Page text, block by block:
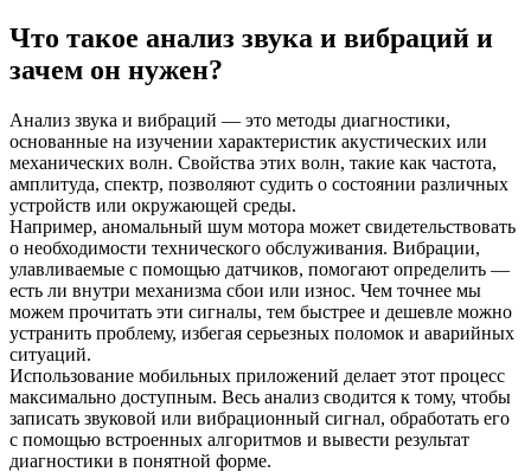
Что такое анализ звука и вибраций и
зачем он нужен?
Анализ звука и вибраций — это методы диагностики,
основанные на изучении характеристик акустических или
механических волн. Свойства этих волн, такие как частота,
амплитуда, спектр, позволяют судить о состоянии различных
устройств или окружающей среды.
Например, аномальный шум мотора может свидетельствовать
о необходимости технического обслуживания. Вибрации,
улавливаемые с помощью датчиков, помогают определить —
есть ли внутри механизма сбои или износ. Чем точнее мы
можем прочитать эти сигналы, тем быстрее и дешевле можно
устранить проблему, избегая серьезных поломок и аварийных
ситуаций.
Использование мобильных приложений делает этот процесс
максимально доступным. Весь анализ сводится к тому, чтобы
записать звуковой или вибрационный сигнал, обработать его
с помощью встроенных алгоритмов и вывести результат
диагностики в понятной форме.